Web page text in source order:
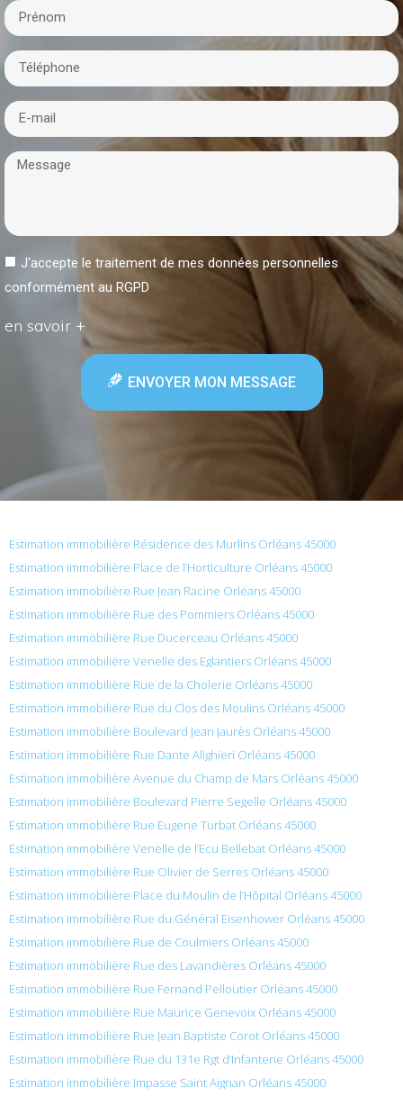
J'accepte le traitement de mes données personnelles
conformément au RGPD
en savoir +
ENVOYER MON MESSAGE
Estimation immobilière Résidence des Murlins Orléans 45000
Estimation immobilière Place de l’Horticulture Orléans 45000
Estimation immobilière Rue Jean Racine Orléans 45000
Estimation immobilière Rue des Pommiers Orléans 45000
Estimation immobilière Rue Ducerceau Orléans 45000
Estimation immobilière Venelle des Eglantiers Orléans 45000
Estimation immobilière Rue de la Cholerie Orléans 45000
Estimation immobilière Rue du Clos des Moulins Orléans 45000
Estimation immobilière Boulevard Jean Jaurès Orléans 45000
Estimation immobilière Rue Dante Alighieri Orléans 45000
Estimation immobilière Avenue du Champ de Mars Orléans 45000
Estimation immobilière Boulevard Pierre Segelle Orléans 45000
Estimation immobilière Rue Eugene Turbat Orléans 45000
Estimation immobilière Venelle de l’Ecu Bellebat Orléans 45000
Estimation immobilière Rue Olivier de Serres Orléans 45000
Estimation immobilière Place du Moulin de l’Hôpital Orléans 45000
Estimation immobilière Rue du Général Eisenhower Orléans 45000
Estimation immobilière Rue de Coulmiers Orléans 45000
Estimation immobilière Rue des Lavandières Orléans 45000
Estimation immobilière Rue Fernand Pelloutier Orléans 45000
Estimation immobilière Rue Maurice Genevoix Orléans 45000
Estimation immobilière Rue Jean Baptiste Corot Orléans 45000
Estimation immobilière Rue du 131e Rgt d’Infanterie Orléans 45000
Estimation immobilière Impasse Saint Aignan Orléans 45000